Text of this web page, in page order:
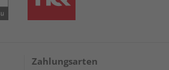
Zahlungsarten